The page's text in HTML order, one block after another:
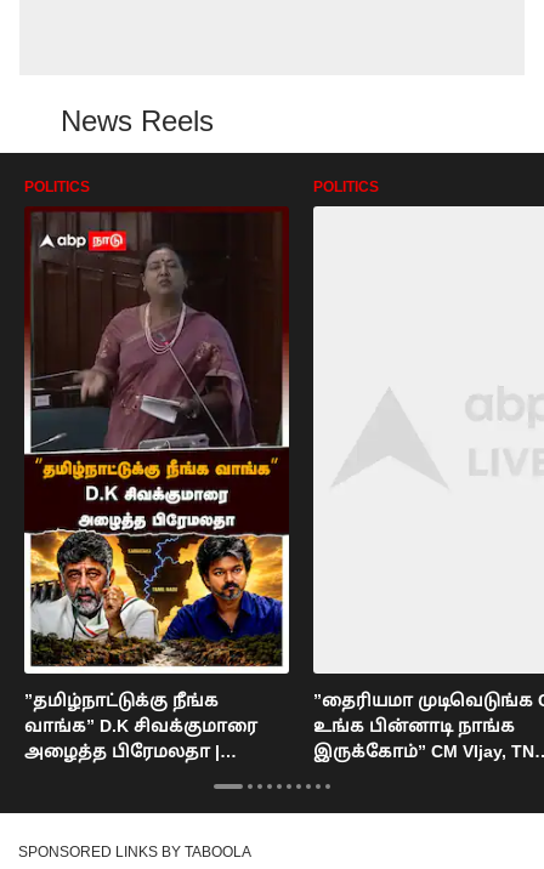
News Reels
POLITICS
”தமிழ்நாட்டுக்கு நீங்க
வாங்க” D.K சிவக்குமாரை
அழைத்த பிரேமலதா |
POLITICS
”தைரியமா முடிவெடுங்க
உங்க பின்னாடி நாங்க
இருக்கோம்” CM VIjay, TN
SPONSORED LINKS BY TABOOLA